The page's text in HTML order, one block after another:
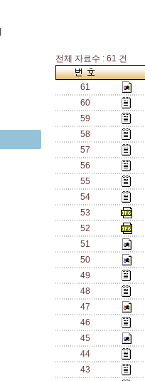
전체 자료수 : 61 건
61
60
59
58
57
56
55
54
53
52
51
50
49
48
47
46
45
44
43